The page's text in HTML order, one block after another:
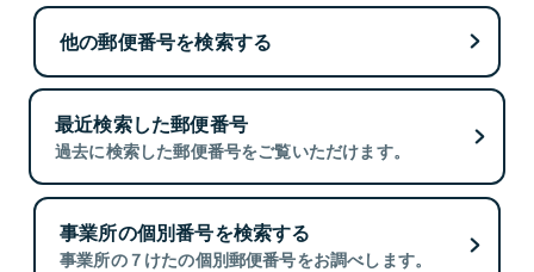
他の郵便番号を検索する
最近検索した郵便番号
過去に検索した郵便番号をご覧いただけます。
事業所の個別番号を検索する
事業所の７けたの個別郵便番号をお調べします。